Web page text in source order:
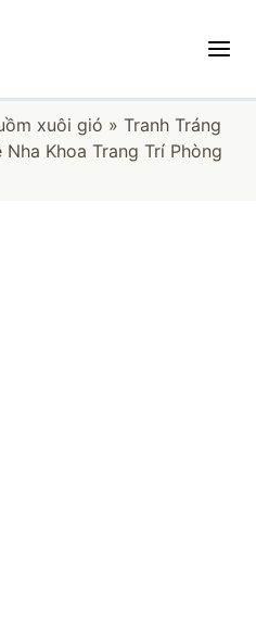
xuôi gió » Tranh Tráng
Khoa Trang Trí Phòng